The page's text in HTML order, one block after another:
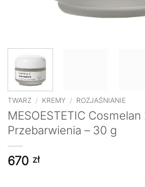
TWARZ / KREMY / ROZJAŚNIANIE
MESOESTETIC
Przebarwienia – 30 g
670 zł